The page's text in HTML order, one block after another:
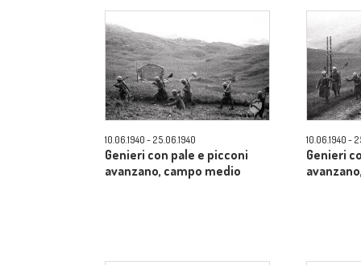
10.06.1940 - 25.06.1940
Genieri con pale e picconi
avanzano, campo medio
10.06.1940 -
Genieri